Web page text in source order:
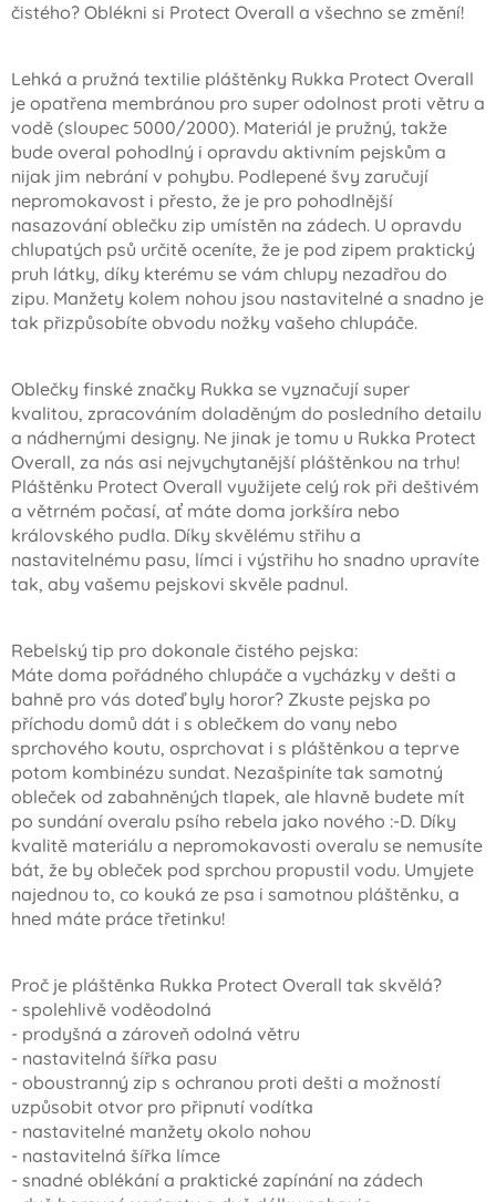
čistého? Oblékni si Protect Overall a všechno se změní!
Lehká a pružná textilie pláštěnky Rukka Protect Overall
je opatřena membránou pro super odolnost proti větru a
vodě (sloupec 5000/2000). Materiál je pružný, takže
bude overal pohodlný i opravdu aktivním pejskům a
nijak jim nebrání v pohybu. Podlepené švy zaručují
nepromokavost i přesto, že je pro pohodlnější
nasazování oblečku zip umístěn na zádech. U opravdu
chlupatých psů určitě oceníte, že je pod zipem praktický
pruh látky, díky kterému se vám chlupy nezadřou do
zipu. Manžety kolem nohou jsou nastavitelné a snadno je
tak přizpůsobíte obvodu nožky vašeho chlupáče.
Oblečky finské značky Rukka se vyznačují super
kvalitou, zpracováním doladěným do posledního detailu
a nádhernými designy. Ne jinak je tomu u Rukka Protect
Overall, za nás asi nejvychytanější pláštěnkou na trhu!
Pláštěnku Protect Overall využijete celý rok při deštivém
a větrném počasí, ať máte doma jorkšíra nebo
královského pudla. Díky skvělému střihu a
nastavitelnému pasu, límci i výstřihu ho snadno upravíte
tak, aby vašemu pejskovi skvěle padnul.
Rebelský tip pro dokonale čistého pejska:
Máte doma pořádného chlupáče a vycházky v dešti a
bahně pro vás doteď byly horor? Zkuste pejska po
příchodu domů dát i s oblečkem do vany nebo
sprchového koutu, osprchovat i s pláštěnkou a teprve
potom kombinézu sundat. Nezašpiníte tak samotný
obleček od zabahněných tlapek, ale hlavně budete mít
po sundání overalu psího rebela jako nového :-D. Díky
kvalitě materiálu a nepromokavosti overalu se nemusíte
bát, že by obleček pod sprchou propustil vodu. Umyjete
najednou to, co kouká ze psa i samotnou pláštěnku, a
hned máte práce třetinku!
Proč je pláštěnka Rukka Protect Overall tak skvělá?
- spolehlivě voděodolná
- prodyšná a zároveň odolná větru
- nastavitelná šířka pasu
- oboustranný zip s ochranou proti dešti a možností
uzpůsobit otvor pro připnutí vodítka
- nastavitelné manžety okolo nohou
- nastavitelná šířka límce
- snadné oblékání a praktické zapínání na zádech